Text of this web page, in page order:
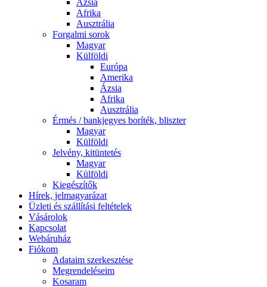
Ázsia
Afrika
Ausztrália
Forgalmi sorok
Magyar
Külföldi
Európa
Amerika
Ázsia
Afrika
Ausztrália
Érmés / bankjegyes boríték, bliszter
Magyar
Külföldi
Jelvény, kitüntetés
Magyar
Külföldi
Kiegészítők
Hírek, jelmagyarázat
Üzleti és szállítási feltételek
Vásárolok
Kapcsolat
Webáruház
Fiókom
Adataim szerkesztése
Megrendeléseim
Kosaram